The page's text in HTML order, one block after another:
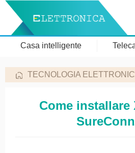
Casa intelligente
TECNOLOGIA
Come installare